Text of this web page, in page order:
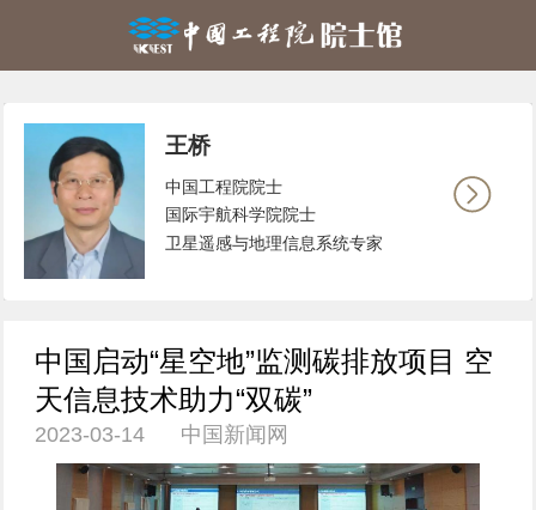
王桥
中国工程院院士
国际宇航科学院院士
卫星遥感与地理信息系统专家
中国启动“星空地”监测碳排放项目 空
天信息技术助力“双碳”
2023-03-14 中国新闻网